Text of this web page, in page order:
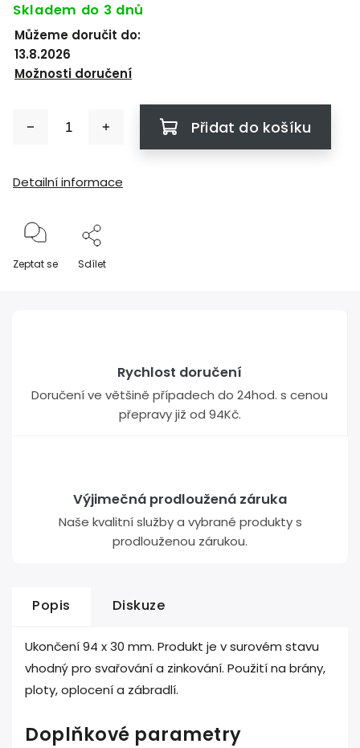
Skladem do 3 dnů
Můžeme doručit do:
13.8.2026
Možnosti doručení
Přidat do košíku
Detailní informace
Zeptat se Sdílet
Rychlost doručení
Doručení ve většině případech do 24hod. s cenou
přepravy již od 94Kč.
Výjimečná prodloužená záruka
Naše kvalitní služby a vybrané produkty s
prodlouženou zárukou.
Popis Diskuze
Ukončení 94 x 30 mm. Produkt je v surovém stavu
vhodný pro svařování a zinkování. Použití na brány,
ploty, oplocení a zábradlí.
Doplňkové parametry